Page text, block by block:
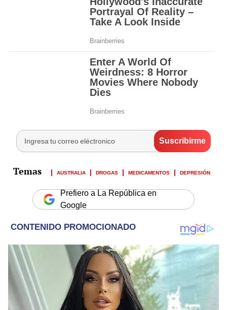
AUSTRALIA DROGAS MEDICAMENTOS DEPRESIÓN
Prefiero a La República en
Google